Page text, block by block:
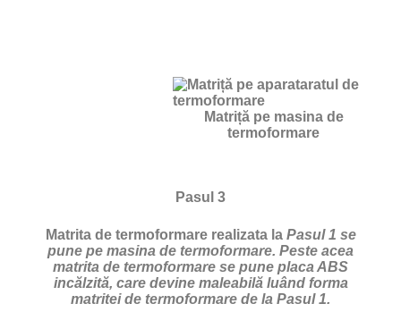
Matriță pe masina de
termoformare
Pasul 3
Matrita de termoformare realizata la Pasul 1 se
pune pe masina de termoformare. Peste acea
matrita de termoformare se pune placa ABS
incălzită, care devine maleabilă luând forma
matritei de termoformare de la Pasul 1.